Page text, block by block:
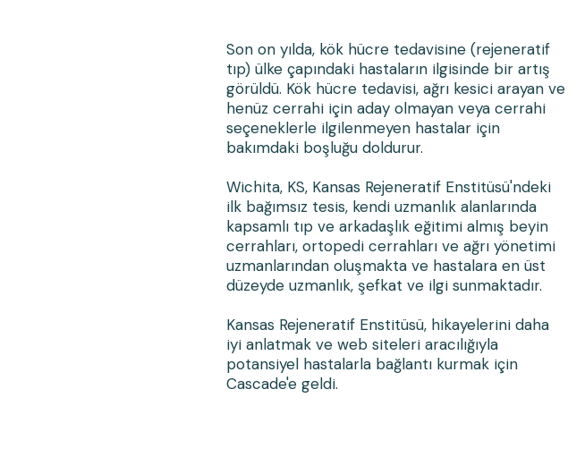
Son on yılda, kök hücre tedavisine (rejeneratif
tıp) ülke çapındaki hastaların ilgisinde bir artış
görüldü. Kök hücre tedavisi, ağrı kesici arayan ve
henüz cerrahi için aday olmayan veya cerrahi
seçeneklerle ilgilenmeyen hastalar için
bakımdaki boşluğu doldurur.
Wichita, KS, Kansas Rejeneratif Enstitüsü'ndeki
ilk bağımsız tesis, kendi uzmanlık alanlarında
kapsamlı tıp ve arkadaşlık eğitimi almış beyin
cerrahları, ortopedi cerrahları ve ağrı yönetimi
uzmanlarından oluşmakta ve hastalara en üst
düzeyde uzmanlık, şefkat ve ilgi sunmaktadır.
Kansas Rejeneratif Enstitüsü, hikayelerini daha
iyi anlatmak ve web siteleri aracılığıyla
potansiyel hastalarla bağlantı kurmak için
Cascade'e geldi.